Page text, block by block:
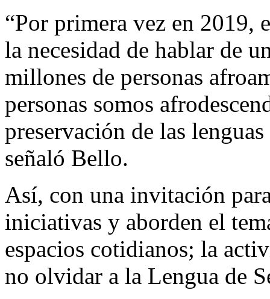
“Por primera vez en 2019,
la necesidad de hablar de
millones de personas
personas somos
preservación de las
señaló Bello.
Así, con una invitación
iniciativas y aborden el
espacios cotidianos; la
no olvidar a la Lengua de